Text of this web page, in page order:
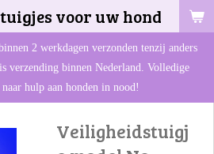
voor uw hond
2 werkdagen verzonden tenzij anders
verzending binnen Nederland. Volledige
hulp aan honden in nood!
Veiligheidstuigj